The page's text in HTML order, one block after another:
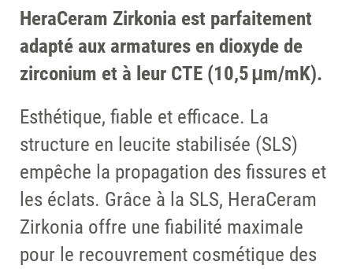
HeraCeram Zirkonia est parfaitement
adapté aux armatures en dioxyde de
zirconium et à leur CTE (10,5 μm/mK).
Esthétique, fiable et efficace. La
structure en leucite stabilisée (SLS)
empêche la propagation des fissures et
les éclats. Grâce à la SLS, HeraCeram
Zirkonia offre une fiabilité maximale
pour le recouvrement cosmétique des